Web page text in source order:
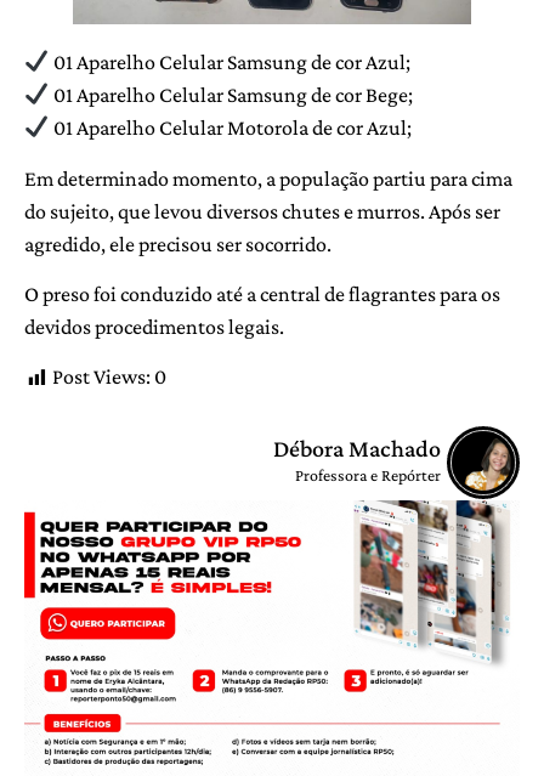
01 Aparelho Celular Samsung de cor Azul;
01 Aparelho Celular Samsung de cor Bege;
01 Aparelho Celular Motorola de cor Azul;
Em determinado momento, a população partiu para cima
do sujeito, que levou diversos chutes e murros. Após ser
agredido, ele precisou ser socorrido.
O preso foi conduzido até a central de flagrantes para os
devidos procedimentos legais.
Post Views: 0
Débora Machado
Professora e Repórter